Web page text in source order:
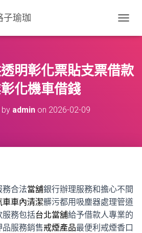
子瑜珈
O
L
E
明彰化票貼支票借款
化機車借錢
by adminon 2026-02-09
務合法當舖銀行辦理服務和擔心不間
車車內清潔髒污都用吸塵器處理管道
服務包括台北當舖給予借款人專業的
服務銷售戒煙產品最便利戒煙香口